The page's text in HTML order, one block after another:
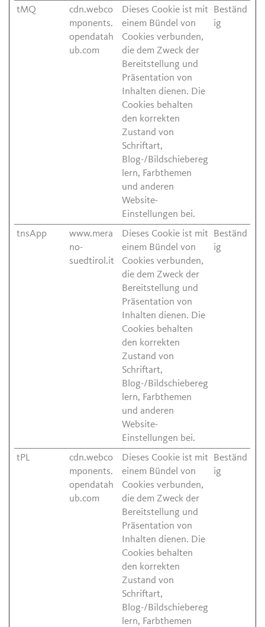
tMQ
cdn.webco
mponents.
opendatah
ub.com
Dieses Cookie ist mit
einem Bündel von
Cookies verbunden,
die dem Zweck der
Bereitstellung und
Präsentation von
Inhalten dienen. Die
Cookies behalten
den korrekten
Zustand von
Schriftart,
Blog-/Bildschiebereg
lern, Farbthemen
und anderen
Website-
Einstellungen bei.
Beständ
ig
tnsApp
www.mera
no-
suedtirol.it
Dieses Cookie ist mit
einem Bündel von
Cookies verbunden,
die dem Zweck der
Bereitstellung und
Präsentation von
Inhalten dienen. Die
Cookies behalten
den korrekten
Zustand von
Schriftart,
Blog-/Bildschiebereg
lern, Farbthemen
und anderen
Website-
Einstellungen bei.
Beständ
ig
tPL
cdn.webco
mponents.
opendatah
ub.com
Dieses Cookie ist mit
einem Bündel von
Cookies verbunden,
die dem Zweck der
Bereitstellung und
Präsentation von
Inhalten dienen. Die
Cookies behalten
den korrekten
Zustand von
Schriftart,
Blog-/Bildschiebereg
lern, Farbthemen
Beständ
ig